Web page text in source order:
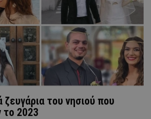
του νησιού που
το 2023